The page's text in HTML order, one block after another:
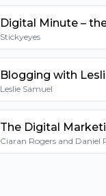
Stickyeyes
Blogging with
Leslie Samuel
Ciaran Rogers and Daniel